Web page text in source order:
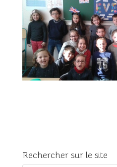
Rechercher sur le site